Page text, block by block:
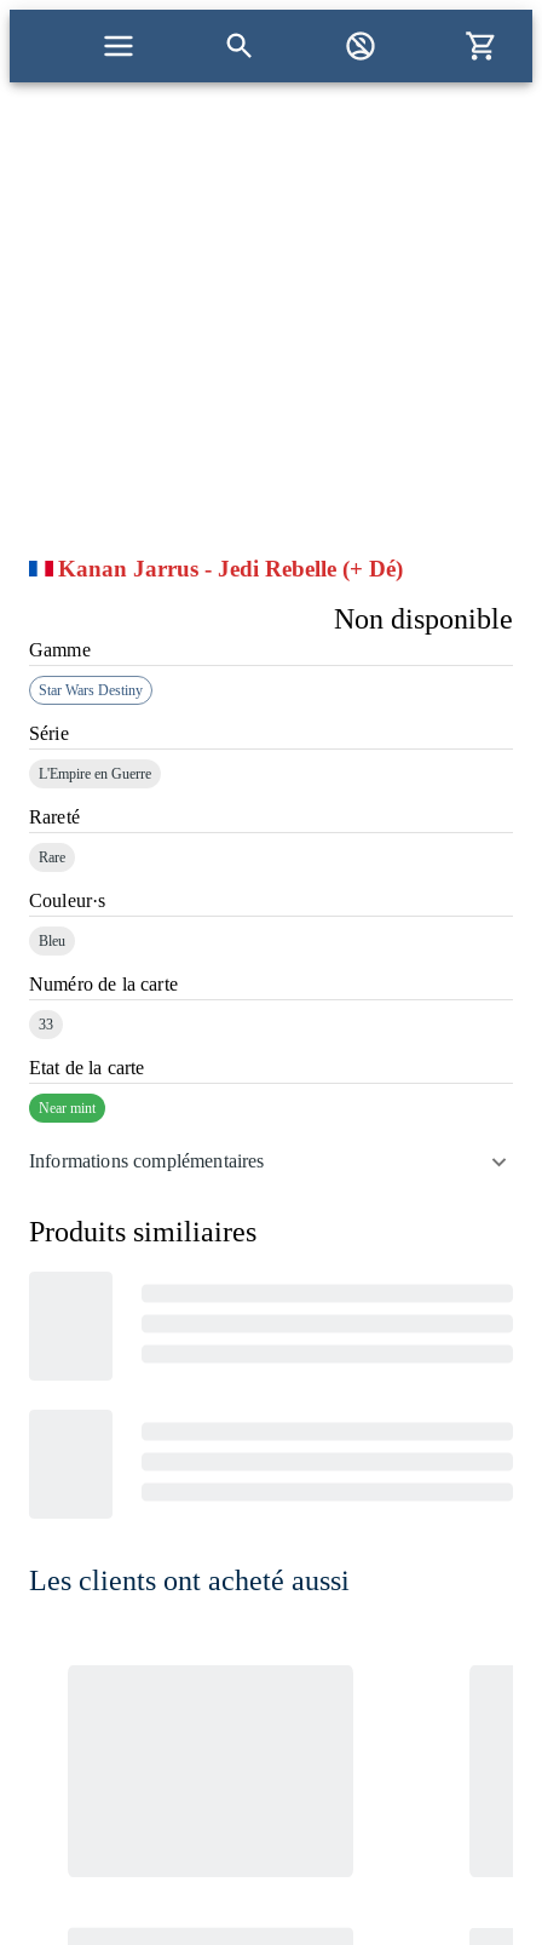
Kanan Jarrus - Jedi Rebelle (+ Dé)
Gamme
Star Wars Destiny
Série
L'Empire en Guerre
Rareté
Rare
Couleur·s
Bleu
Numéro de la carte
33
Etat de la carte
Near mint
Informations complémentaires
Non disponible
Produits similiaires
Les clients ont acheté aussi